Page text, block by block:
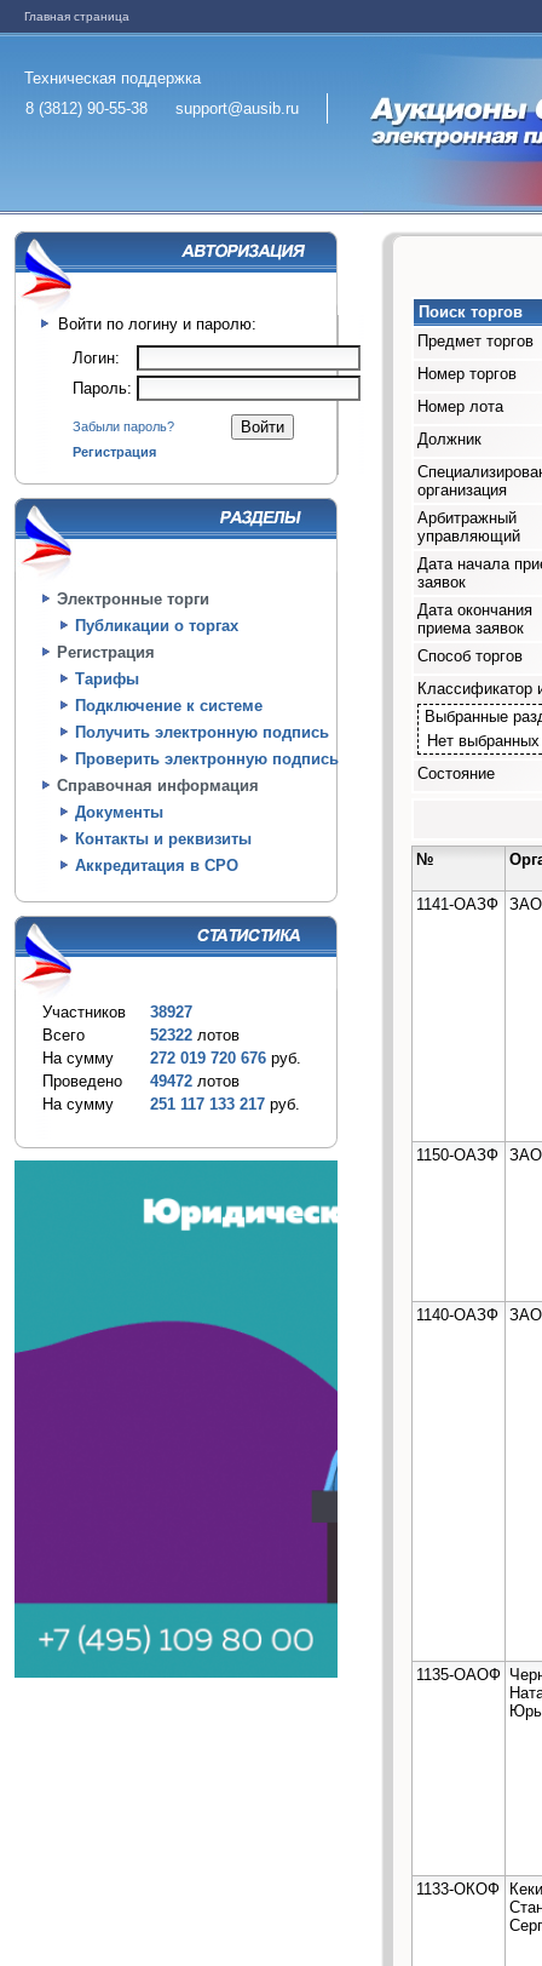
Главная страница
Техническая поддержка
8 (3812) 90-55-38
support@ausib.ru
Войти по логину и паролю:
Логин:
Пароль:
Забыли пароль?
Регистрация
Электронные торги
Публикации о торгах
Регистрация
Тарифы
Подключение к системе
Получить электронную подпись
Проверить электронную подпись
Справочная информация
Документы
Контакты и реквизиты
Аккредитация в СРО
Участников
38927
Всего
52322 лотов
На сумму
272 019 720 676 руб.
Проведено
49472 лотов
На сумму
251 117 133 217 руб.
Поиск торгов
Предмет торгов
Номер торгов
Номер лота
Должник
организация
Арбитражный
управляющий
Дата начала
заявок
Дата окончания
приема заявок
Способ торгов
Классификатор
Выбранные
Нет
Состояние
№
1141-ОАЗФ
1150-ОАЗФ
1140-ОАЗФ
1135-ОАОФ
1133-ОКОФ